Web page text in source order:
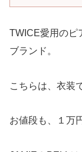
TWICE愛用のピ
ブランド。
こちらは、衣装
お値段も、１万